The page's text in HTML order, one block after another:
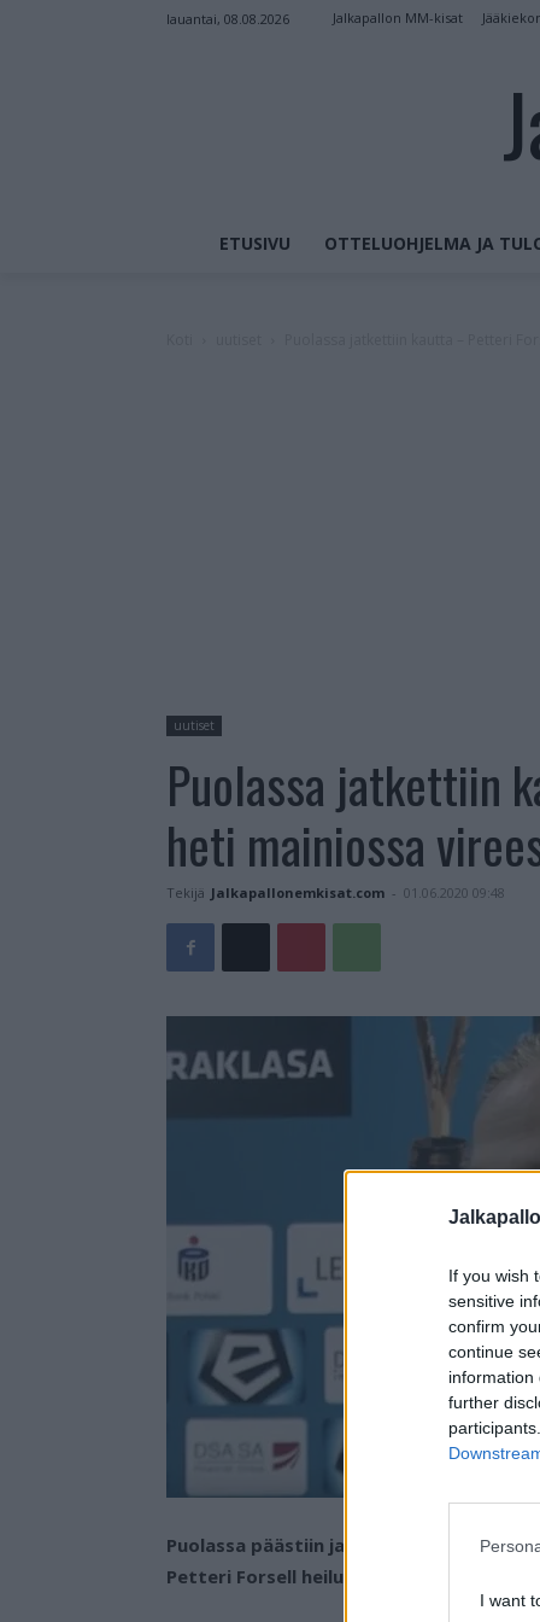
If you wish
sensitive
confirm
continue
information
further
I want
lauantai, 08.08.2026 Jalkapallon MM-kisat
ETUSIVU OTTELUOHJELMA JA
uutiset
Puolassa jatkettiin
heti mainiossa
Tekijä Jalkapallonemkisat.com - 01.06.2020 09:48
Puolassa päästiin jatkamaan futiskautta
Petteri Forsell heilutti maaliverkkoa.